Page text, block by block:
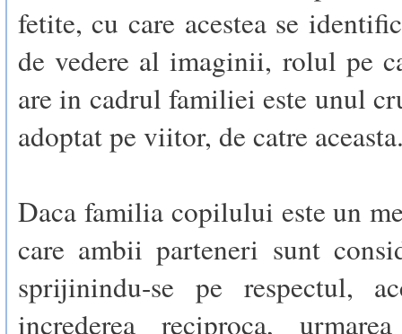
fetite, cu care acestea se
de vedere al imaginii, rolul pe
are in cadrul familiei este unul
adoptat pe viitor, de catre
Daca familia copilului este un
care ambii parteneri sunt
sprijinindu-se pe respectul,
increderea reciproca,